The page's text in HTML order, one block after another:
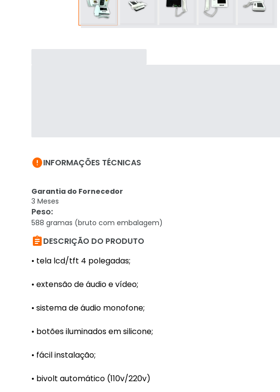
INFORMAÇÕES TÉCNICAS
Garantia do Fornecedor
3 Meses
Peso:
588 gramas (bruto com embalagem)
DESCRIÇÃO DO PRODUTO
• tela lcd/tft 4 polegadas;
• extensão de áudio e vídeo;
• sistema de áudio monofone;
• botões iluminados em silicone;
• fácil instalação;
• bivolt automático (110v/220v)